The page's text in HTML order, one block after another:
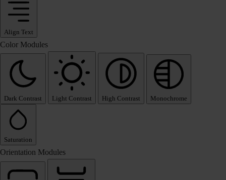
Align Text
Color Modules
Dark Contrast Light Contrast High Contrast Monochrome
Saturation
Orientation Modules